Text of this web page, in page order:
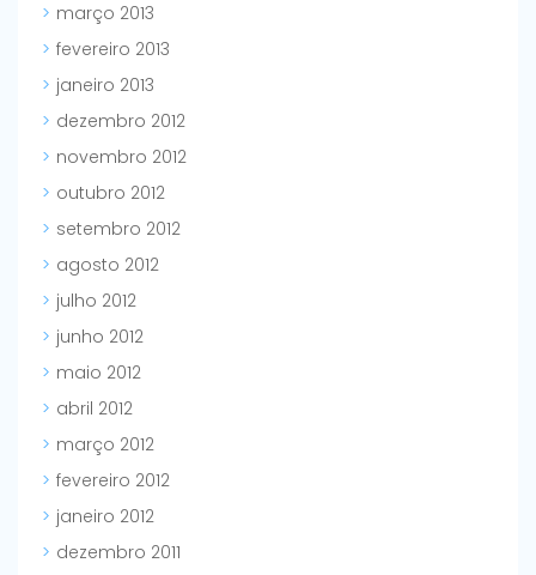
março 2013
fevereiro 2013
janeiro 2013
dezembro 2012
novembro 2012
outubro 2012
setembro 2012
agosto 2012
julho 2012
junho 2012
maio 2012
abril 2012
março 2012
fevereiro 2012
janeiro 2012
dezembro 2011